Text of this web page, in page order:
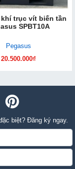
khí trục vít biến tần
SPBT10A
Pegasus
20.500.000₫
biệt? Đăng ký ngay.